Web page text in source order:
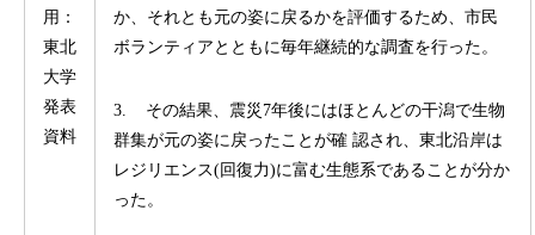
用：
東北
大学
発表
資料
か、それとも元の姿に戻るかを評価するため、市民
ボランティアとともに毎年継続的な調査を行った。
3. その結果、震災7年後にはほとんどの干潟で生物
群集が元の姿に戻ったことが確 認され、東北沿岸は
レジリエンス(回復力)に富む生態系であることが分か
った。